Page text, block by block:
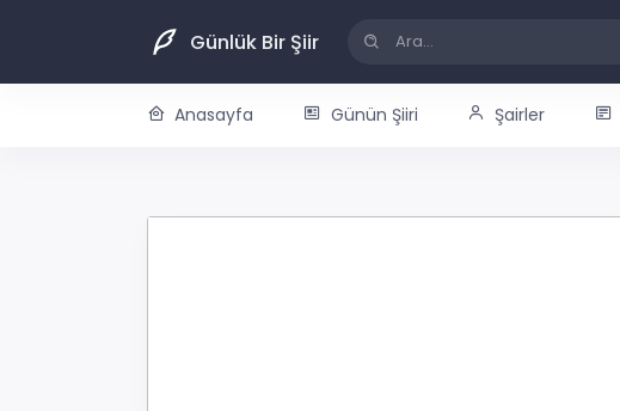
Günlük Bir Şiir
Anasayfa Günün Şiiri Şairler